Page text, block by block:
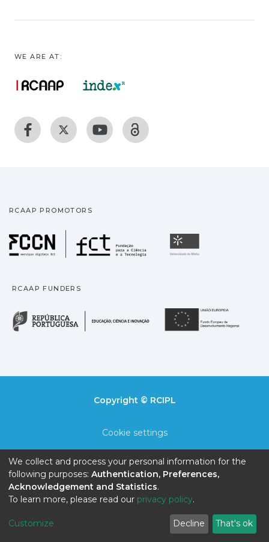
WE ARE AT:
RCAAP PROMOTORS
Fundação para a
RCAAP FUNDERS
República Portuguesa
Copyright © RCIPL
Cookie settings
End User Agreement
Send Feedback
We collect and process your personal information for the
following purposes: Authentication, Preferences,
Acknowledgement and Statistics.
To learn more, please read our privacy policy.
Customize Decline That's ok